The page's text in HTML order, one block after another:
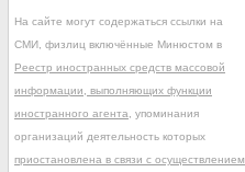
На сайте могут содержаться ссылки на
СМИ, физлиц включённые Минюстом в
Реестр иностранных средств массовой
информации, выполняющих функции
иностранного агента , упоминания
организаций деятельность которых
приостановлена в связи с осуществлением